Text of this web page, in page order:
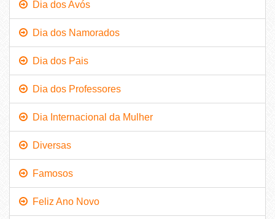
Dia dos Avós
Dia dos Namorados
Dia dos Pais
Dia dos Professores
Dia Internacional da Mulher
Diversas
Famosos
Feliz Ano Novo